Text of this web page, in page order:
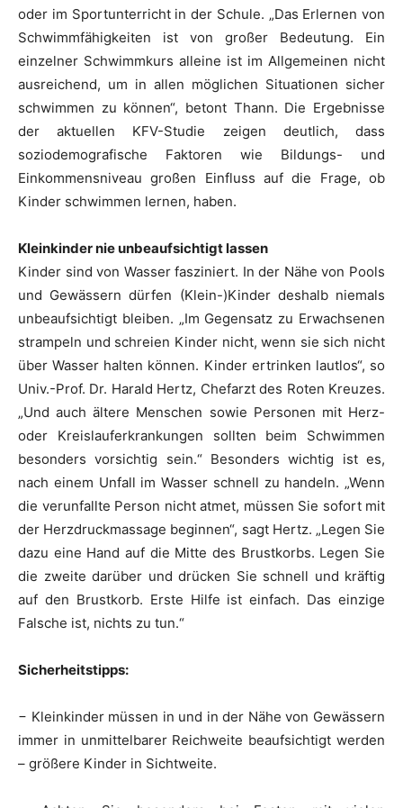
oder im Sportunterricht in der Schule. „Das Erlernen von
Schwimmfähigkeiten ist von großer Bedeutung. Ein
einzelner Schwimmkurs alleine ist im Allgemeinen nicht
ausreichend, um in allen möglichen Situationen sicher
schwimmen zu können“, betont Thann. Die Ergebnisse
der aktuellen KFV-Studie zeigen deutlich, dass
soziodemografische Faktoren wie Bildungs- und
Einkommensniveau großen Einfluss auf die Frage, ob
Kinder schwimmen lernen, haben.
Kleinkinder nie unbeaufsichtigt lassen
Kinder sind von Wasser fasziniert. In der Nähe von Pools
und Gewässern dürfen (Klein-)Kinder deshalb niemals
unbeaufsichtigt bleiben. „Im Gegensatz zu Erwachsenen
strampeln und schreien Kinder nicht, wenn sie sich nicht
über Wasser halten können. Kinder ertrinken lautlos“, so
Univ.-Prof. Dr. Harald Hertz, Chefarzt des Roten Kreuzes.
„Und auch ältere Menschen sowie Personen mit Herz-
oder Kreislauferkrankungen sollten beim Schwimmen
besonders vorsichtig sein.“ Besonders wichtig ist es,
nach einem Unfall im Wasser schnell zu handeln. „Wenn
die verunfallte Person nicht atmet, müssen Sie sofort mit
der Herzdruckmassage beginnen“, sagt Hertz. „Legen Sie
dazu eine Hand auf die Mitte des Brustkorbs. Legen Sie
die zweite darüber und drücken Sie schnell und kräftig
auf den Brustkorb. Erste Hilfe ist einfach. Das einzige
Falsche ist, nichts zu tun.“
Sicherheitstipps:
− Kleinkinder müssen in und in der Nähe von Gewässern
immer in unmittelbarer Reichweite beaufsichtigt werden
– größere Kinder in Sichtweite.